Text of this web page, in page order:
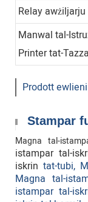
Relay awżiljarju
Manwal tal-
Printer tat-Tazza
Prodott ewlieni
Stampar
Magna tal-
istampar tal-
iskrin tat-tubi,
Magna tal-
istampar tal-